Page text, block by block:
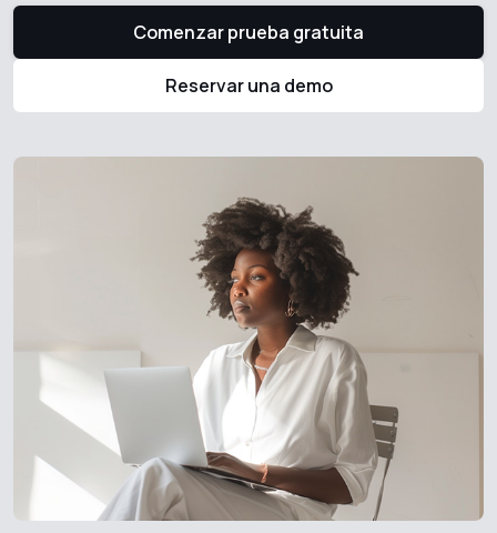
Comenzar prueba gratuita
Reservar una demo